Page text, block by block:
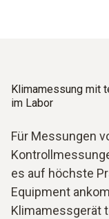
Klimamessung mit
im Labor
Für Messungen
es auf höchste
Equipment
Klimamessgerät